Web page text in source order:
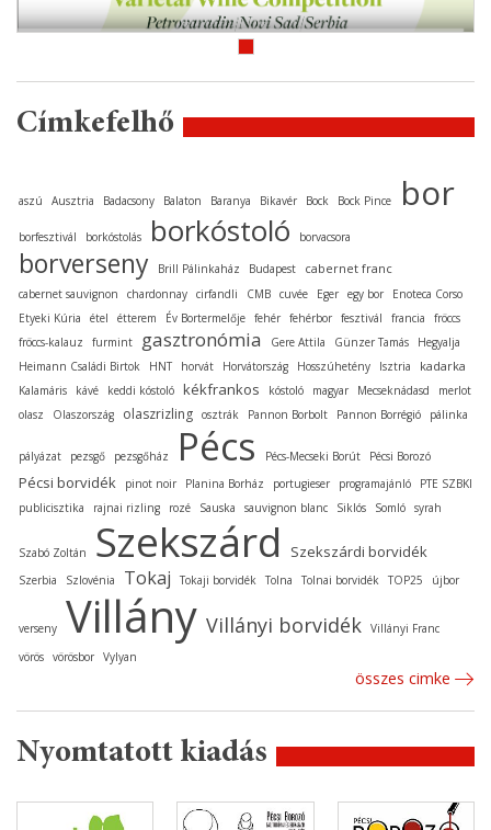
Címkefelhő
aszú Ausztria Badacsony Balaton Baranya Bikavér Bock Bock Pince bor
borfesztivál borkóstolás borkóstoló borvacsora
borverseny Brill Pálinkaház Budapest cabernet franc
cabernet sauvignon chardonnay cirfandli CMB cuvée Eger egy bor
Enoteca Corso
Etyeki Kúria
étel étterem Év Bortermelője fehér fehérbor fesztivál francia
fröccs
fröccs-kalauz
furmint gasztronómia Gere Attila Günzer Tamás
Hegyalja
Heimann Családi Birtok
HNT horvát Horvátország Hosszúhetény Isztria kadarka
Kalamáris kávé keddi kóstoló kékfrankos kóstoló magyar Mecseknádasd
merlot
olasz
Olaszország olaszrizling osztrák Pannon Borbolt Pannon Borrégió pálinka
pályázat pezsgő pezsgőház Pécs Pécs-Mecseki Borút Pécsi Borozó
Pécsi borvidék pinot noir Planina Borház portugieser programajánló
PTE SZBKI
publicisztika
rajnai rizling rozé Sauska sauvignon blanc Siklós Somló syrah
Szabó Zoltán Szekszárd Szekszárdi borvidék
Szerbia Szlovénia Tokaj Tokaji borvidék Tolna Tolnai borvidék TOP25 újbor
verseny Villány Villányi borvidék Villányi Franc
vörös vörösbor Vylyan
összes cimke
Nyomtatott kiadás